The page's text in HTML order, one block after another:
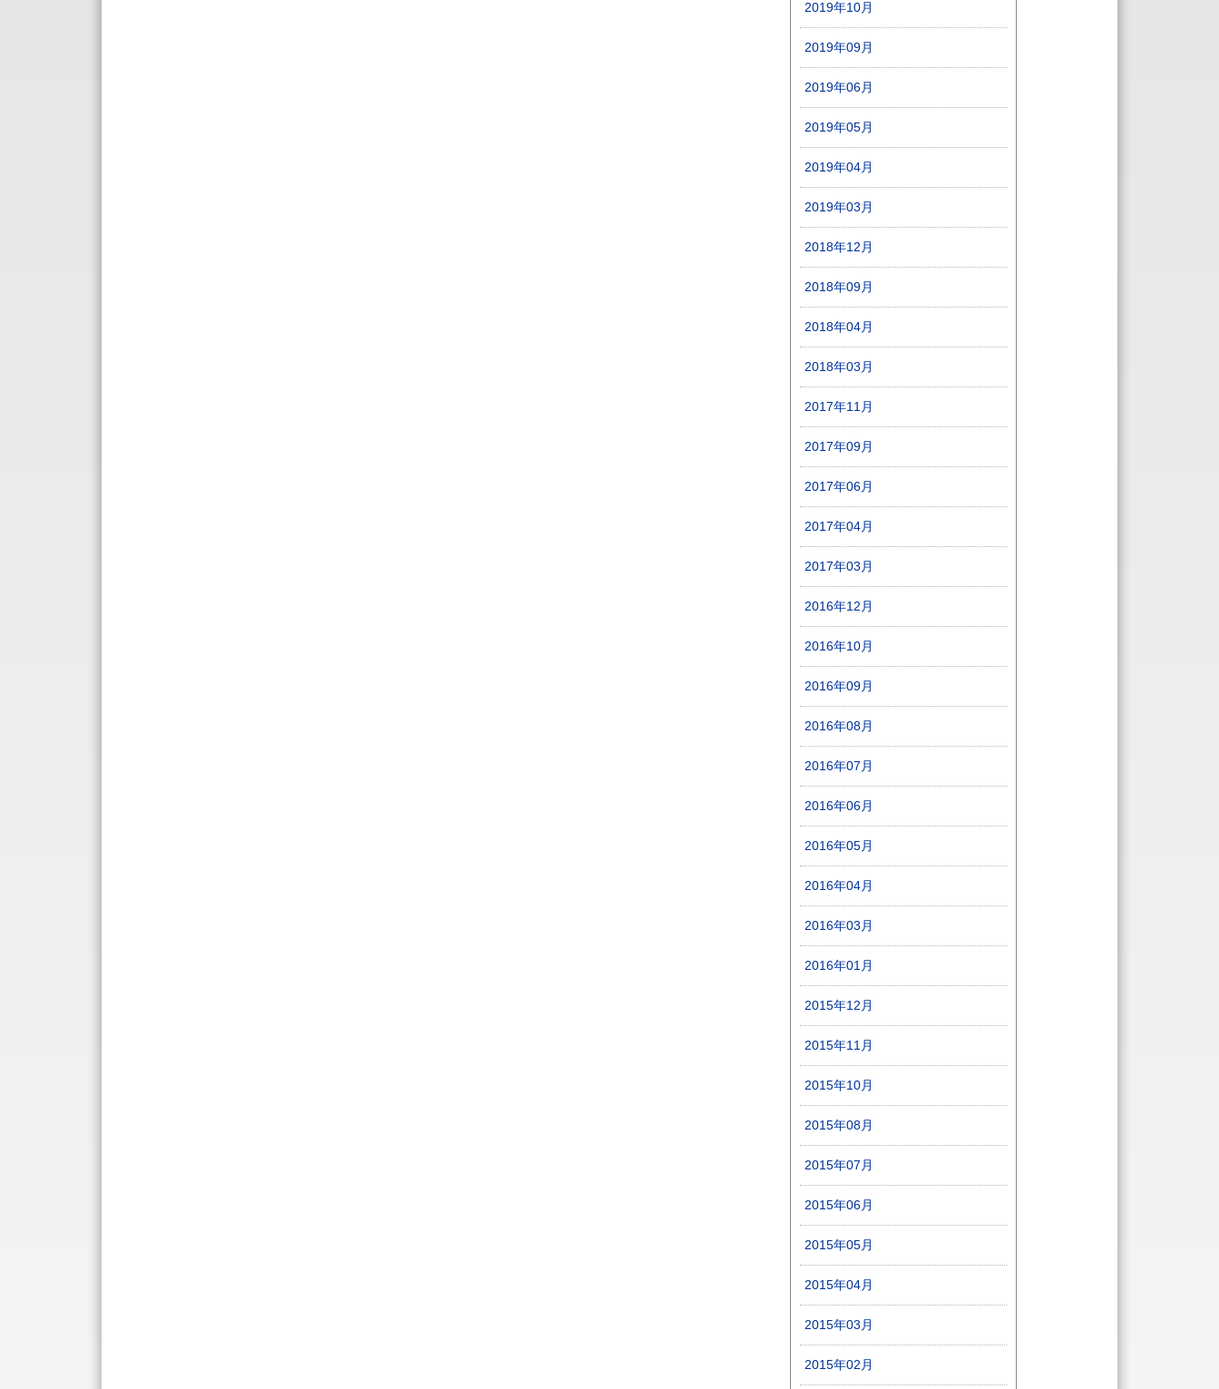
2019年10月
2019年09月
2019年06月
2019年05月
2019年04月
2019年03月
2018年12月
2018年09月
2018年04月
2018年03月
2017年11月
2017年09月
2017年06月
2017年04月
2017年03月
2016年12月
2016年10月
2016年09月
2016年08月
2016年07月
2016年06月
2016年05月
2016年04月
2016年03月
2016年01月
2015年12月
2015年11月
2015年10月
2015年08月
2015年07月
2015年06月
2015年05月
2015年04月
2015年03月
2015年02月